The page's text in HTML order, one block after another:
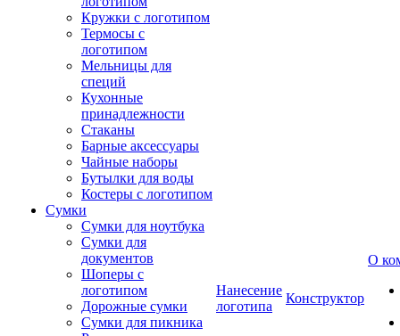
Кружки с логотипом
Термосы с
логотипом
Мельницы для
специй
Кухонные
принадлежности
Стаканы
Барные аксессуары
Чайные наборы
Бутылки для воды
Костеры с логотипом
Сумки
Сумки для ноутбука
Сумки для
документов
Шоперы с
логотипом
Дорожные сумки
Сумки для пикника
Нанесение
логотипа
Конструктор
О